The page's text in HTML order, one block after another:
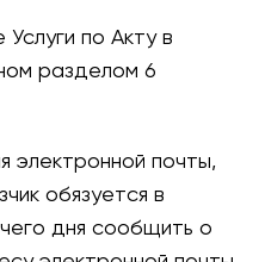
по Акту в
разделом 6
электронной почты,
обязуется в
дня сообщить о